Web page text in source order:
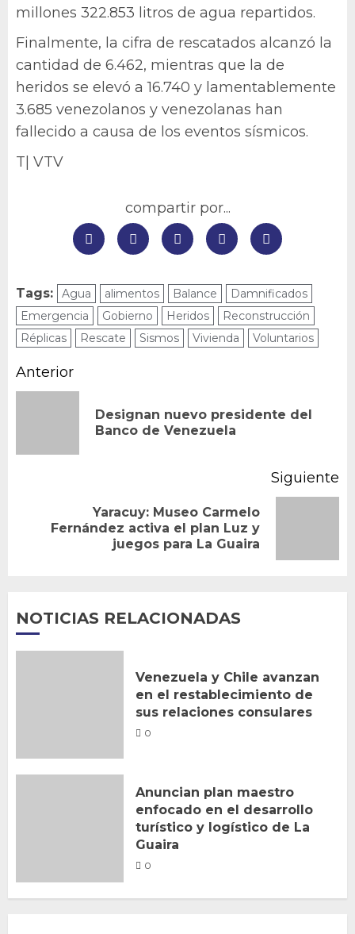
millones 322.853 litros de agua repartidos.
Finalmente, la cifra de rescatados alcanzó la
cantidad de 6.462, mientras que la de
heridos se elevó a 16.740 y lamentablemente
3.685 venezolanos y venezolanas han
fallecido a causa de los eventos sísmicos.
T| VTV
compartir por...
Tags: Agua alimentos Balance
Damnificados
Emergencia
Gobierno Heridos
Reconstrucción
Réplicas
Rescate Sismos Vivienda Voluntarios
Navegación
entradas
Anterior
Designan nuevo presidente del
Banco de Venezuela
Siguiente
Siguiente
Yaracuy: Museo Carmelo
Fernández activa el plan Luz y
juegos para La Guaira
NOTICIAS RELACIONADAS
Venezuela y Chile avanzan
en el restablecimiento de
sus relaciones consulares
0
Anuncian plan maestro
enfocado en el desarrollo
turístico y logístico de La
Guaira
0